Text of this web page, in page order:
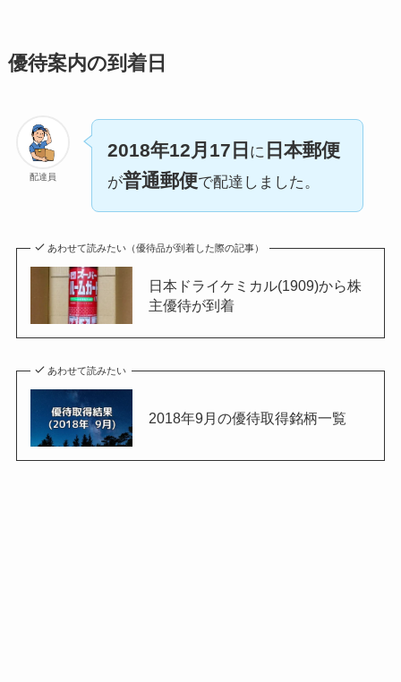
優待案内の到着日
配達員
2018年12月17日 に 日本郵便
が普通郵便で配達しました。
あわせて読みたい（優待品が到着した際の記事）
日本ドライケミカル(1909)から株
主優待が到着
あわせて読みたい
2018年9月の優待取得銘柄一覧